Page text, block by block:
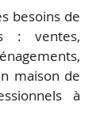
besoins de
: ventes,
maison de
à